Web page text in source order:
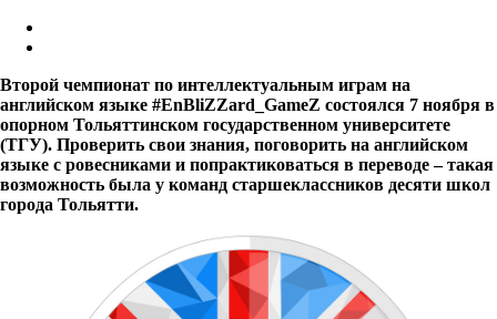
Второй чемпионат по интеллектуальным играм на
английском языке #EnBliZZard_GameZ состоялся 7 ноября в
опорном Тольяттинском государственном университете
(ТГУ). Проверить свои знания, поговорить на английском
языке с ровесниками и попрактиковаться в переводе – такая
возможность была у команд старшеклассников десяти школ
города Тольятти.